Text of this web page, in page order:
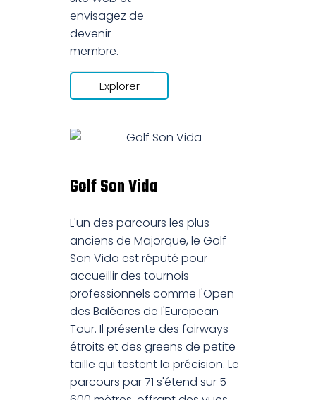
envisagez de
devenir
membre.
Explorer
Golf Son Vida
L'un des parcours les plus
anciens de Majorque, le Golf
Son Vida est réputé pour
accueillir des tournois
professionnels comme l'Open
des Baléares de l'European
Tour. Il présente des fairways
étroits et des greens de petite
taille qui testent la précision. Le
parcours par 71 s'étend sur 5